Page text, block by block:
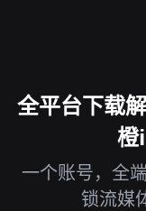
全平台下载
橙
一个账号，全
锁流媒